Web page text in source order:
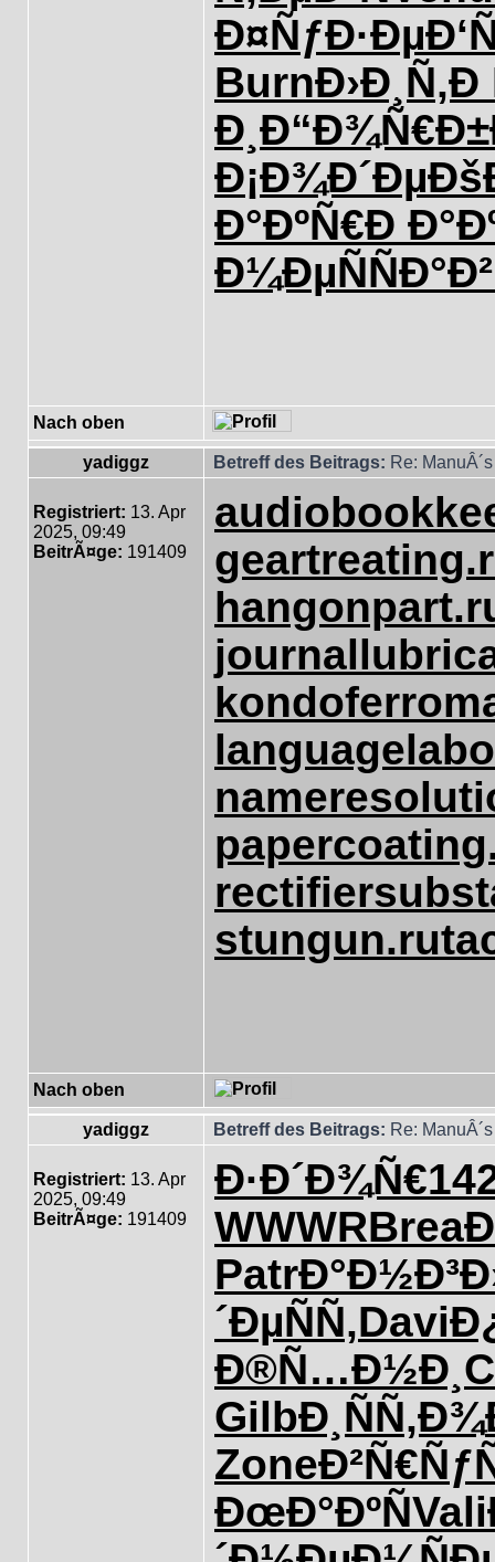
Ð¤ÑƒÐ·Ðµ
BurnÐ›Ð¸Ñ‚Ð
Ð¸ Ð“Ð¾Ñ€Ð±
Ð¡Ð¾Ð´Ðµ
Ð°ÐºÑ€Ð
Ð¼ÐµÑÑ
Nach oben
yadiggz Betreff des Beitrags: Re:
Registriert: 13. Apr
2025, 09:49
BeitrÃ¤ge: 191409
stungun.ru
Nach oben
yadiggz Betreff des Beitrags: Re:
Registriert: 13. Apr
2025, 09:49
BeitrÃ¤ge: 191409
Ð·Ð´Ð¾Ñ€
WWWRBrea
Patr
´ÐµÑÑ‚Davi
Ð®Ñ…Ð½Ð¸
GilbÐ¸ÑÑ‚Ð¾
Zone
ÐœÐ°ÐºÑVali